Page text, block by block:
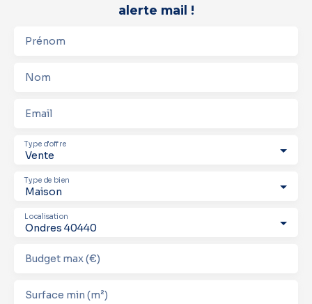
alerte mail !
Prénom
Nom
Email
Vente
Type d'offre
Maison
Type de bien
Ondres 40440
Localisation
Budget max (€)
Surface min (m²)